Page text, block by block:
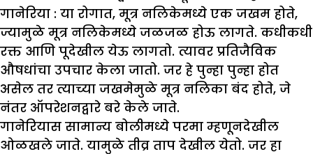
गानेरिया : या रोगात, मूत्र नलिकेमध्ये एक जखम होते,
ज्यामुळे मूत्र नलिकेमध्ये जळजळ होऊ लागते. कधीकधी
रक्त आणि पूदेखील येऊ लागतो. त्यावर प्रतिजैविक
औषधांचा उपचार केला जातो. जर हे पुन्हा पुन्हा होत
असेल तर त्याच्या जखमेमुळे मूत्र नलिका बंद होते, जे
नंतर ऑपरेशनद्वारे बरे केले जाते.
गानेरियास सामान्य बोलीमध्ये परमा म्हणूनदेखील
ओळखले जाते. यामुळे तीव्र ताप देखील येतो. जर हा